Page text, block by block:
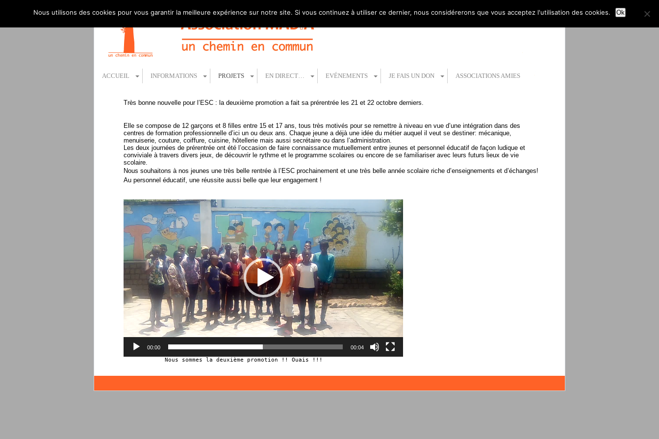
ACCUEIL INFORMATIONS PROJETS EN DIRECT… EVÉNEMENTS JE FAIS UN DON ASSOCIATIONS AMIES
Très bonne nouvelle pour l’ESC : la deuxième promotion a fait sa prérentrée les 21 et 22 octobre derniers.
Elle se compose de 12 garçons et 8 filles entre 15 et 17 ans, tous très motivés pour se remettre à niveau en vue d’une intégration dans des
centres de formation professionnelle d’ici un ou deux ans. Chaque jeune a déjà une idée du métier auquel il veut se destiner: mécanique,
menuiserie, couture, coiffure, cuisine, hôtellerie mais aussi secrétaire ou dans l’administration.
Les deux journées de prérentrée ont été l’occasion de faire connaissance mutuellement entre jeunes et personnel éducatif de façon ludique et
conviviale à travers divers jeux, de découvrir le rythme et le programme scolaires ou encore de se familiariser avec leurs futurs lieux de vie
scolaire.
Nous souhaitons à nos jeunes une très belle rentrée à l’ESC prochainement et une très belle année scolaire riche d’enseignements et d’échanges!
Au personnel éducatif, une réussite aussi belle que leur engagement !
Lecteur
vidéo
00:00 00:04
            Nous sommes la deuxième promotion !! Ouais !!!
Nous utilisons des cookies pour vous garantir la meilleure expérience sur notre site. Si vous continuez à utiliser ce dernier, nous considérerons que vous acceptez l'utilisation des cookies. Ok